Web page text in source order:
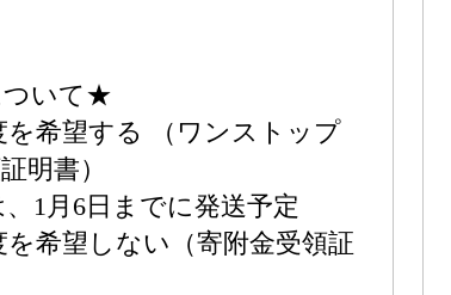
ついて★
希望する （ワンストップ
明書）
1月6日までに発送予定
希望しない（寄附金受領証